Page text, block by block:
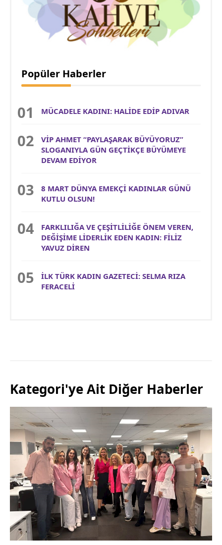
Popüler Haberler
MÜCADELE KADINI: HALİDE EDİP ADIVAR
VİP AHMET “PAYLAŞARAK BÜYÜYORUZ”
SLOGANIYLA GÜN GEÇTİKÇE BÜYÜMEYE
DEVAM EDİYOR
8 MART DÜNYA EMEKÇİ KADINLAR GÜNÜ
KUTLU OLSUN!
FARKLILIĞA VE ÇEŞİTLİLİĞE ÖNEM VEREN,
DEĞİŞİME LİDERLİK EDEN KADIN: FİLİZ
YAVUZ DİREN
İLK TÜRK KADIN GAZETECİ: SELMA RIZA
FERACELİ
Kategori'ye Ait Diğer Haberler